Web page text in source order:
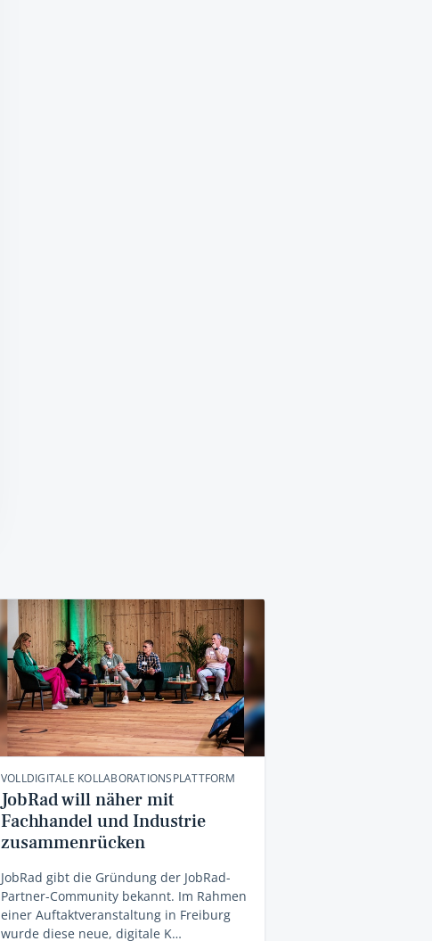
VOLLDIGITALE KOLLABORATIONSPLATTFORM
JobRad will näher mit
Fachhandel und Industrie
zusammenrücken
JobRad gibt die Gründung der JobRad-
Partner-Community bekannt. Im Rahmen
einer Auftaktveranstaltung in Freiburg
wurde diese neue, digitale K…